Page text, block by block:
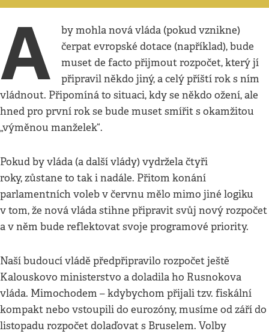
A
by mohla nová vláda (pokud vznikne)
čerpat evropské dotace (například), bude
muset de facto přijmout rozpočet, který jí
připravil někdo jiný, a celý příští rok s ním
vládnout. Připomíná to situaci, kdy se někdo ožení, ale
hned pro první rok se bude muset smířit s okamžitou
„výměnou manželek“.
Pokud by vláda (a další vlády) vydržela čtyři
roky, zůstane to tak i nadále. Přitom konání
parlamentních voleb v červnu mělo mimo jiné logiku
v tom, že nová vláda stihne připravit svůj nový rozpočet
a v něm bude reflektovat svoje programové priority.
Naší budoucí vládě předpřipravilo rozpočet ještě
Kalouskovo ministerstvo a doladila ho Rusnokova
vláda. Mimochodem – kdybychom přijali tzv. fiskální
kompakt nebo vstoupili do eurozóny, musíme od září do
listopadu rozpočet dolaďovat s Bruselem. Volby